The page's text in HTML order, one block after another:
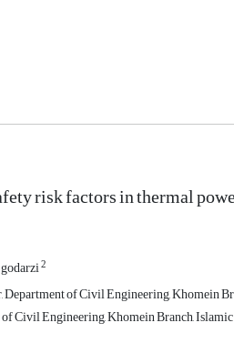
risk factors in thermal
2
Department of Civil Engineering, Khomein
Civil Engineering, Khomein Branch,